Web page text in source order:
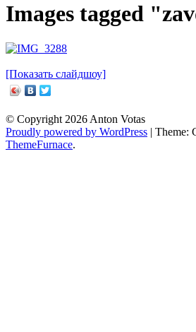
Images tagged
[Показать слайдшоу]
navigation
© Copyright 2026 Anton Votas
Proudly powered by WordPress | Theme:
ThemeFurnace.